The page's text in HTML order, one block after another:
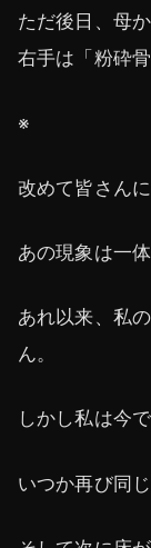
ただ後日、母
右手は「粉砕
※
改めて皆さん
あの現象は一
あれ以来、私
ん。
しかし私は今
いつか再び同